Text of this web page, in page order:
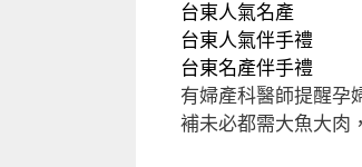
台東人氣名產
台東人氣伴手禮
台東名產伴手禮
有婦產科醫師提醒孕
補未必都需大魚大肉